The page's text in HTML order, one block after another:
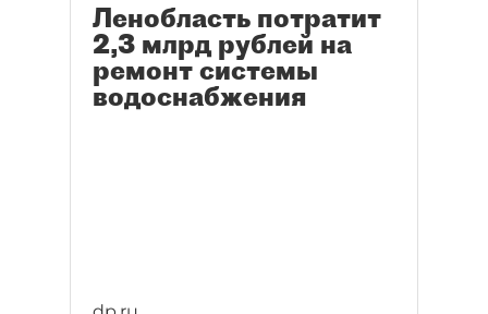
Ленобласть потратит
2,3 млрд рублей на
ремонт системы
водоснабжения